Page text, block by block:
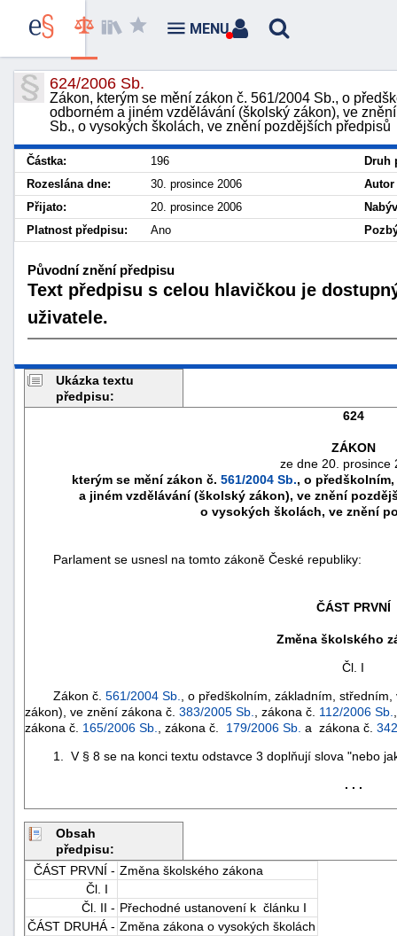
624/2006 Sb.
Zákon, kterým se mění zákon č. 561/2004 Sb., o
odborném a jiném vzdělávání (školský zákon), ve
Sb., o vysokých školách, ve znění pozdějších předpisů
Částka: 196
Druh
Rozeslána dne:
30. prosince 2006
Přijato:
20. prosince 2006
Platnost předpisu:
Ano
Původní znění předpisu
Text předpisu s celou hlavičkou je
uživatele.
Ukázka textu
předpisu:
624
ZÁKON
ze dne 20. prosince
kterým se mění zákon č. 561/2004 Sb., o
a jiném vzdělávání (školský zákon), ve znění
o vysokých školách, ve znění
Parlament se usnesl na tomto zákoně České republiky:
ČÁST PRVNÍ
Změna školského
Čl. I
Zákon č. 561/2004 Sb.
, o předškolním, základním,
zákon), ve znění zákona č. 383/2005 Sb. , zákona č. 112/2006 Sb.
zákona č. 165/2006 Sb. , zákona č. 179/2006 Sb. a zákona č.
1. V § 8 se na konci textu odstavce 3 doplňují slova "nebo
. . .
Obsah
předpisu:
ČÁST PRVNÍ - Změna školského zákona
Čl. I
Čl. II - Přechodné ustanovení k článku I
ČÁST DRUHÁ - Změna zákona o vysokých školách
MENU
škody